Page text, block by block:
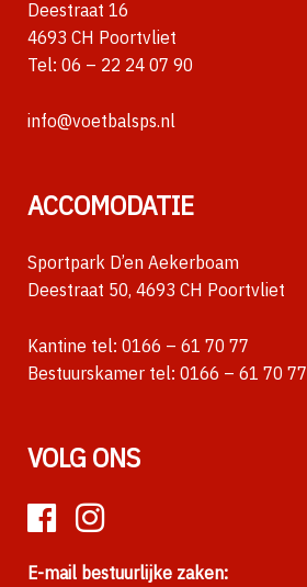
Deestraat 16
4693 CH Poortvliet
Tel: 06 – 22 24 07 90
info@voetbalsps.nl
ACCOMODATIE
Sportpark D’en Aekerboam
Deestraat 50, 4693 CH Poortvliet
Kantine tel: 0166 – 61 70 77
Bestuurskamer tel: 0166 – 61 70 77
VOLG ONS
E-mail bestuurlijke zaken: